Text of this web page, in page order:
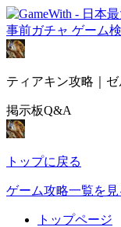
事前ガチャ ゲーム
ティアキン攻略｜
掲示板Q&A
トップに戻る
ゲーム攻略一覧を見
トップページ